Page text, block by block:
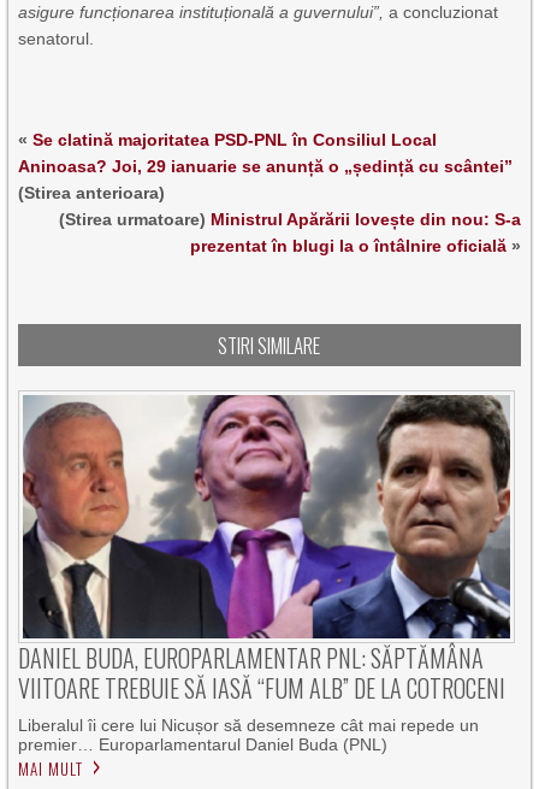
asigure funcționarea instituțională a guvernului”,a concluzionat
senatorul.
«Se clatină majoritatea PSD-PNL în Consiliul Local
Aninoasa? Joi, 29 ianuarie se anunță o „ședință cu scântei”
(Stirea anterioara)
(Stirea urmatoare) Ministrul Apărării lovește din nou: S-a
prezentat în blugi la o întâlnire oficială»
STIRI SIMILARE
DANIEL BUDA, EUROPARLAMENTAR PNL: SĂPTĂMÂNA
VIITOARE TREBUIE SĂ IASĂ “FUM ALB” DE LA COTROCENI
Liberalul îi cere lui Nicușor să desemneze cât mai repede un
premier… Europarlamentarul Daniel Buda (PNL)
MAI MULT